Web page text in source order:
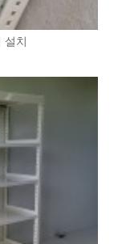
설치